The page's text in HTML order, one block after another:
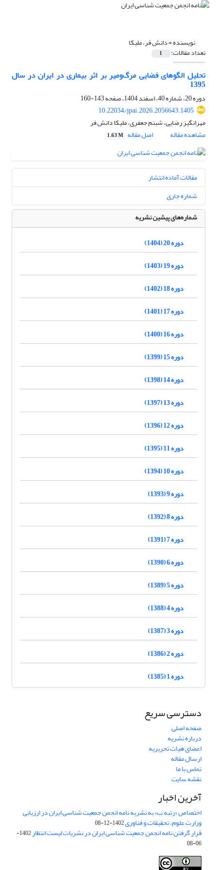
نویسنده =دانش فر، ملیکا
تعداد مقالات: 1
تحلیل الگوهای فضایی مرگ‌و‌میر بر اثر بیماری در ایران در سال
1395
دوره 20، شماره 40، اسفند 1404، صفحه
143-160
10.22034/jpai.2026.2056643.1405
مهرانگیز رضایی، شبنم جعفری، ملیکا دانش فر
مشاهده مقاله
اصل مقاله 1.63 M
مقالات آماده انتشار
شماره جاری
شماره‌های پیشین نشریه
دوره 20 (1404)
دوره 19 (1403)
دوره 18 (1402)
دوره 17 (1401)
دوره 16 (1400)
دوره 15 (1399)
دوره 14 (1398)
دوره 13 (1397)
دوره 12 (1396)
دوره 11 (1395)
دوره 10 (1394)
دوره 9 (1393)
دوره 8 (1392)
دوره 7 (1391)
دوره 6 (1390)
دوره 5 (1389)
دوره 4 (1388)
دوره 3 (1387)
دوره 2 (1386)
دوره 1 (1385)
دسترسی سریع
صفحه اصلی
درباره نشریه
اعضای هیات تحریریه
ارسال مقاله
تماس با ما
نقشه سایت
آخرین اخبار
اختصاص «رتبه ب» به نشریه نامه انجمن جمعیت شناسی ایران در ارزیابی
وزارت علوم، تحقیقات و فناوری1402-12-08
قرار گرفتن نامه انجمن جمعیت شناسی ایران در نشریات لیست انتظار
1402-
06-08